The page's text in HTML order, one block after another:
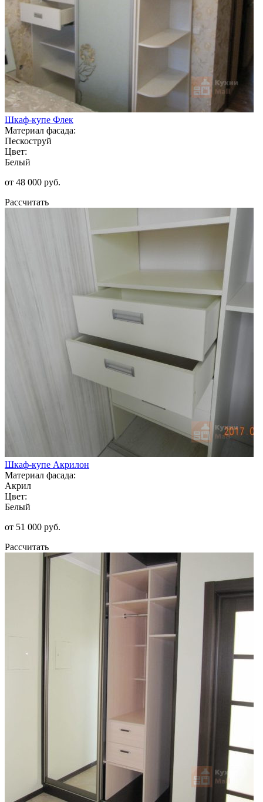
Шкаф-купе Флек
Материал фасада:
Пескоструй
Цвет:
Белый
от 48 000 руб.
Рассчитать
Шкаф-купе Акрилон
Материал фасада:
Акрил
Цвет:
Белый
от 51 000 руб.
Рассчитать